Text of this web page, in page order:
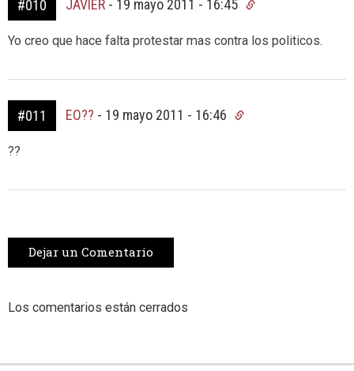
#010 JAVIER - 19 mayo 2011 - 16:45
Yo creo que hace falta protestar mas contra los politicos.
#011 EO?? - 19 mayo 2011 - 16:46
??
Dejar un Comentario
Los comentarios están cerrados